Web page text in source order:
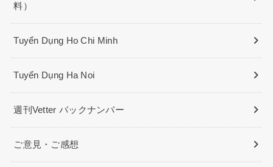
料）
Tuyển Dụng Ho Chi Minh
Tuyển Dụng Ha Noi
週刊Vetter バックナンバー
ご意見・ご感想